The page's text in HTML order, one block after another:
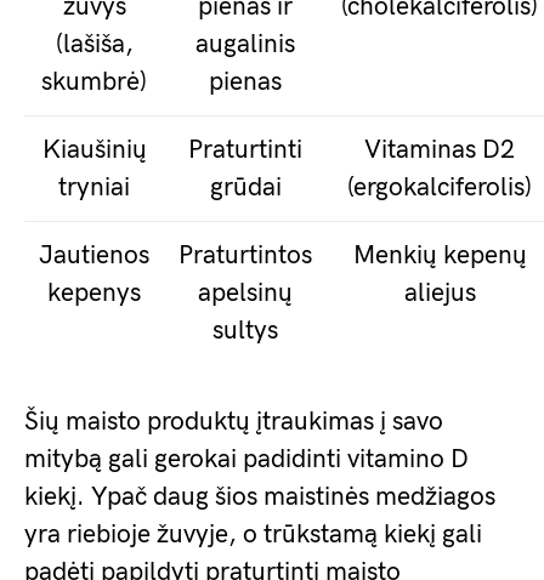
žuvys
(lašiša,
skumbrė)
pienas ir
augalinis
pienas
(cholekalciferolis)
Kiaušinių
tryniai
Praturtinti
grūdai
Vitaminas D2
(ergokalciferolis)
Jautienos
kepenys
Praturtintos
apelsinų
sultys
Menkių kepenų
aliejus
Šių maisto produktų įtraukimas į savo
mitybą gali gerokai padidinti vitamino D
kiekį. Ypač daug šios maistinės medžiagos
yra riebioje žuvyje, o trūkstamą kiekį gali
padėti papildyti praturtinti maisto